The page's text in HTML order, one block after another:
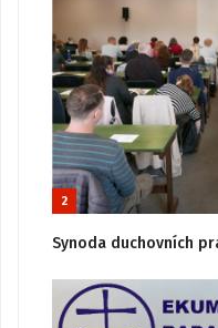
2
Synoda duchovních